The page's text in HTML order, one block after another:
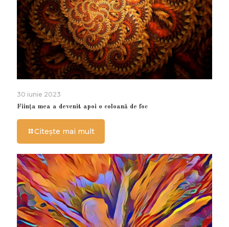
30 iunie 2023
Ființa mea a devenit apoi o coloană de foc
Citește mai mult